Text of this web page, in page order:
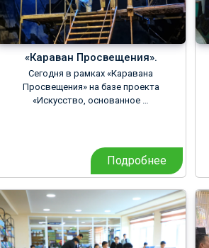
«Караван Просвещения».
Сегодня в рамках «Каравана
Просвещения» на базе проекта
«Искусство, основанное …
Подробнее